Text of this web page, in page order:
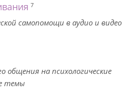
7
самопомощи в аудио и видео
общения на психологические
темы